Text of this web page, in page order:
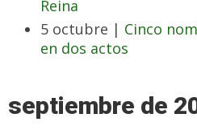
Reina
5 octubre | Cinco
en dos actos
septiembre de